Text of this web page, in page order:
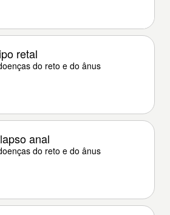
retal
do reto e do ânus
anal
do reto e do ânus